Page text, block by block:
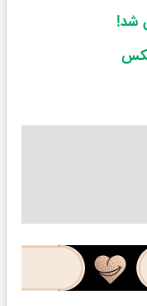
شد!